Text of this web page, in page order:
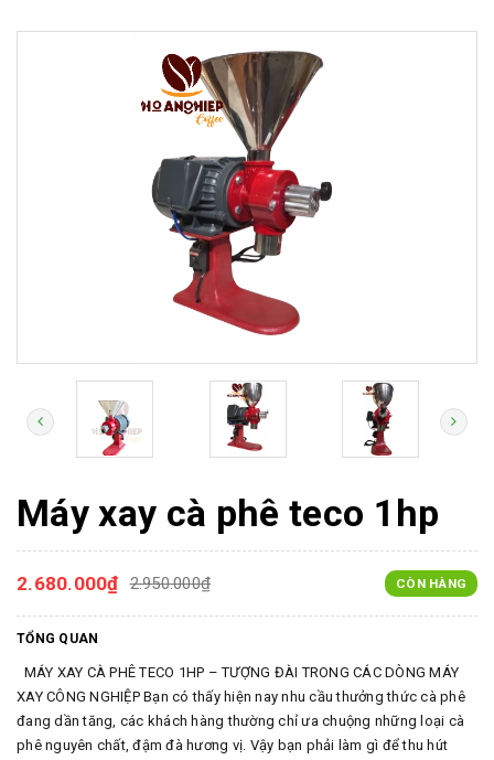
Máy xay cà phê teco 1hp
2.680.000₫ 2.950.000₫ CÒN HÀNG
TỔNG QUAN
MÁY XAY CÀ PHÊ TECO 1HP – TƯỢNG ĐÀI TRONG CÁC DÒNG MÁY
XAY CÔNG NGHIỆP Bạn có thấy hiện nay nhu cầu thưởng thức cà phê
đang dần tăng, các khách hàng thường chỉ ưa chuộng những loại cà
phê nguyên chất, đậm đà hương vị. Vậy bạn phải làm gì để thu hút